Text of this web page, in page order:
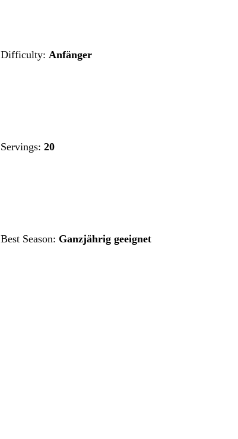
Difficulty: Anfänger
Servings: 20
Best Season: Ganzjährig geeignet